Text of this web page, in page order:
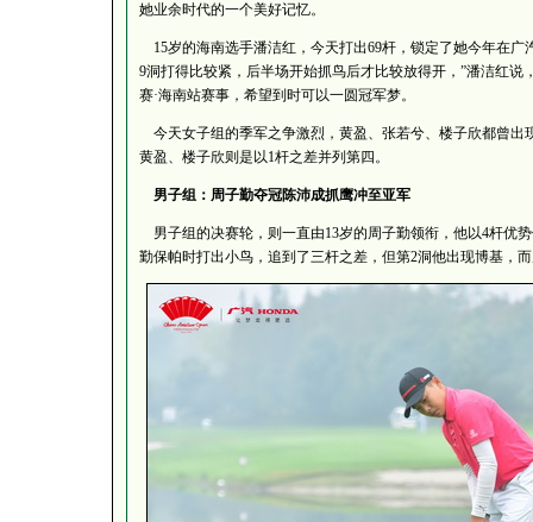
她业余时代的一个美好记忆。
15岁的海南选手潘洁红，今天打出69杆，锁定了她今年在广
9洞打得比较紧，后半场开始抓鸟后才比较放得开，”潘洁红说
赛·海南站赛事，希望到时可以一圆冠军梦。
今天女子组的季军之争激烈，黄盈、张若兮、楼子欣都曾出
黄盈、楼子欣则是以1杆之差并列第四。
男子组：周子勤夺冠陈沛成抓鹰冲至亚军
男子组的决赛轮，则一直由13岁的周子勤领衔，他以4杆优
勤保帕时打出小鸟，追到了三杆之差，但第2洞他出现博基，